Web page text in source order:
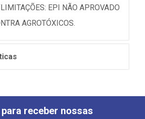
EPI NÃO APROVADO
AGROTÓXICOS.
receber nossas